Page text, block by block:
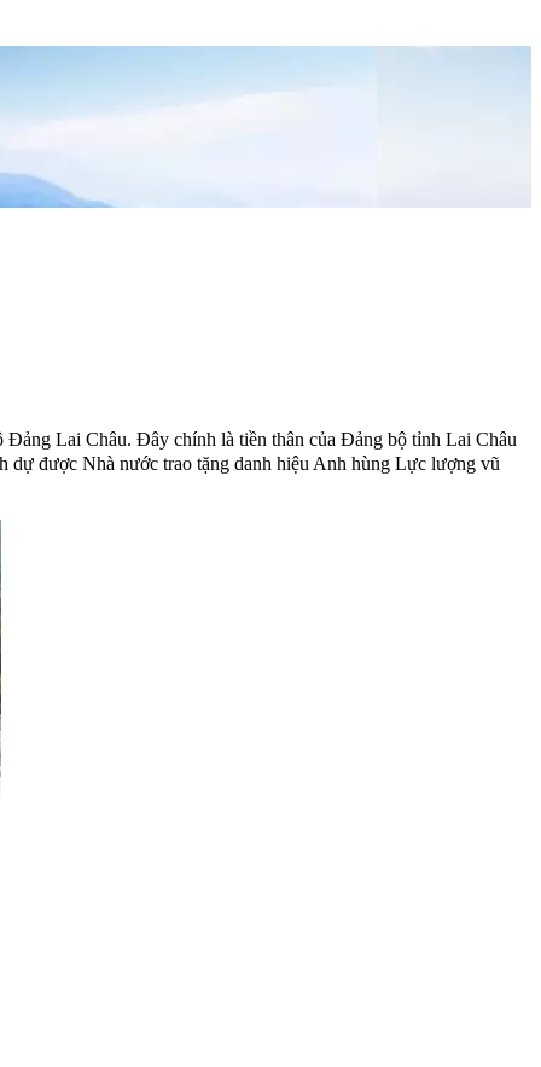
Lai Châu. Đây chính là tiền thân của Đảng bộ tỉnh Lai Châu
dự được Nhà nước trao tặng danh hiệu Anh hùng Lực lượng vũ